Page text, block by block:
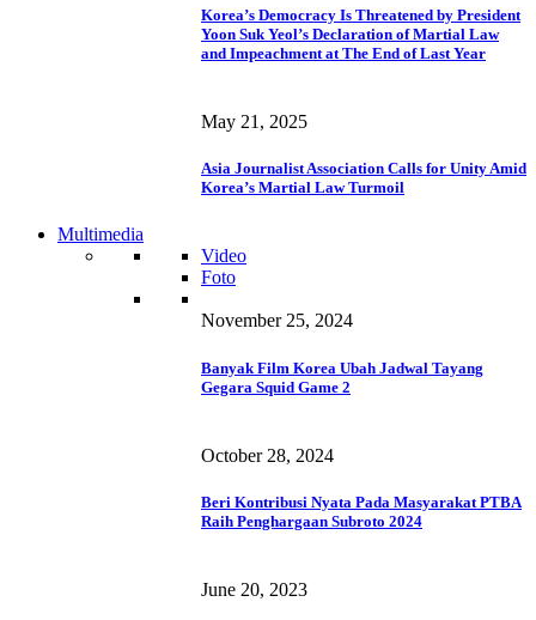
Korea’s Democracy Is Threatened by President
Yoon Suk Yeol’s Declaration of Martial Law
and Impeachment at The End of Last Year
May 21, 2025
Asia Journalist Association Calls for Unity Amid
Korea’s Martial Law Turmoil
Multimedia
Video
Foto
November 25, 2024
Banyak Film Korea Ubah Jadwal Tayang
Gegara Squid Game 2
October 28, 2024
Beri Kontribusi Nyata Pada Masyarakat PTBA
Raih Penghargaan Subroto 2024
June 20, 2023